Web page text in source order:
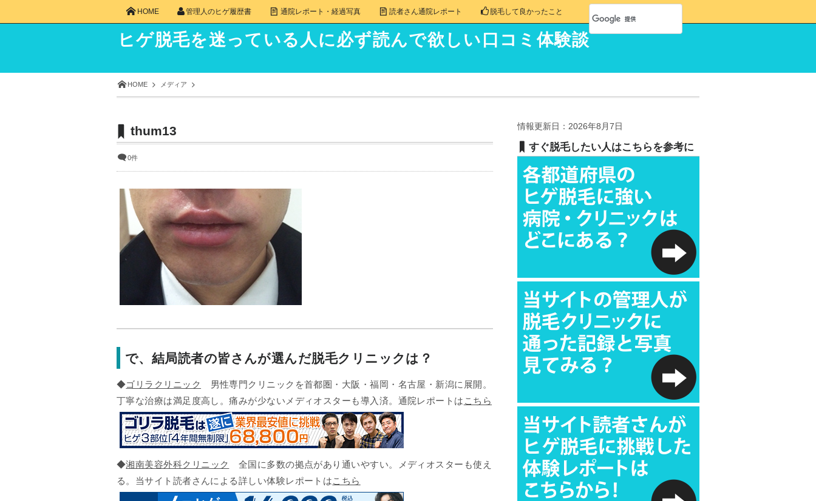
ヒゲ脱毛を迷っている人に必ず読んで欲しい口コミ体験談
HOME メディア
thum13
0件
で、結局読者の皆さんが選んだ脱毛クリニックは？
◆ゴリラクリニック
男性専門クリニックを首都圏・大阪・福岡・名古屋・新潟に展開。
丁寧な治療は満足度高し。痛みが少ないメディオスターも導入済。通院レポートは こちら
◆湘南美容外科クリニック
全国に多数の拠点があり通いやすい。メディオスターも使え
る。当サイト読者さんによる詳しい体験レポートはこちら
情報更新日：2026年8月7日
すぐ脱毛したい人はこちらを参考に
HOME 管理人のヒゲ履歴書 通院レポート・経過写真 読者さん通院レポート 脱毛して良かったこと